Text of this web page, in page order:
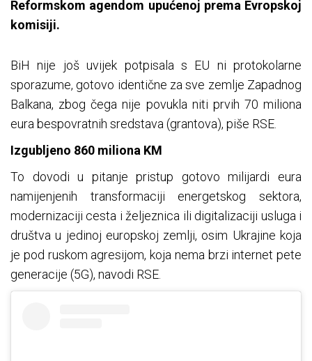
Reformskom agendom upućenoj prema Evropskoj
komisiji.
BiH nije još uvijek potpisala s EU ni protokolarne
sporazume, gotovo identične za sve zemlje Zapadnog
Balkana, zbog čega nije povukla niti prvih 70 miliona
eura bespovratnih sredstava (grantova), piše RSE.
Izgubljeno 860 miliona KM
To dovodi u pitanje pristup gotovo milijardi eura
namijenjenih transformaciji energetskog sektora,
modernizaciji cesta i željeznica ili digitalizaciji usluga i
društva u jedinoj europskoj zemlji, osim Ukrajine koja
je pod ruskom agresijom, koja nema brzi internet pete
generacije (5G), navodi RSE.